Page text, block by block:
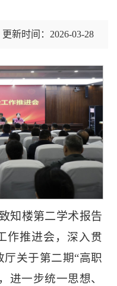
新时间：2026-03-28
知楼第二学术报告
作推进会， 深入贯
关于第二期“高职
进一步统一思想、